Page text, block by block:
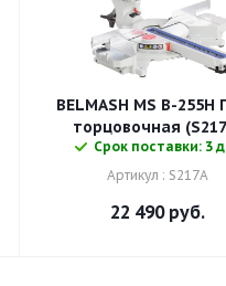
BELMASH MS B-255H Пила
торцовочная
Срок поставки: 3
Артикул : S217A
22 490руб.